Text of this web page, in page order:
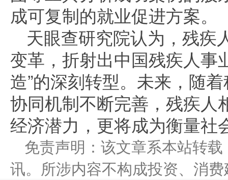
成可复制的就业促进方案。
天眼查研究院认为，残疾
变革，折射出中国残疾人事
造”的深刻转型。未来，随
协同机制不断完善，残疾人
经济潜力，更将成为衡量社
免责声明：该文章系本站转
讯。所涉内容不构成投资、消